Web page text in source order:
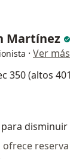
Martínez
· Ver más